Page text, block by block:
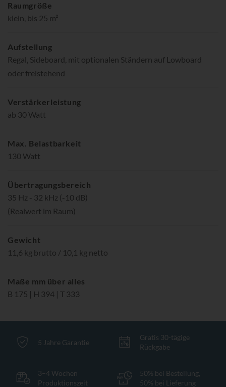
Raumgröße
klein, bis 25 m²
Aufstellung
Regal, Sideboard, mit optionalen Ständern auf Lowboard
oder freistehend
Verstärkerleistung
ab 30 Watt
Max. Belastbarkeit
130 Watt
Übertragungsbereich
35 Hz - 32 kHz (-10 dB)
(Realwert im Raum)
Gewicht
11,6 kg brutto / 10,1 kg netto
Maße mm über alles
B 175 | H 394 | T 333
5 Jahre Garantie
Gratis 30-tägige
Rückgabe
3–4 Wochen
Produktionszeit
50% bei Bestellung,
50% bei Lieferung